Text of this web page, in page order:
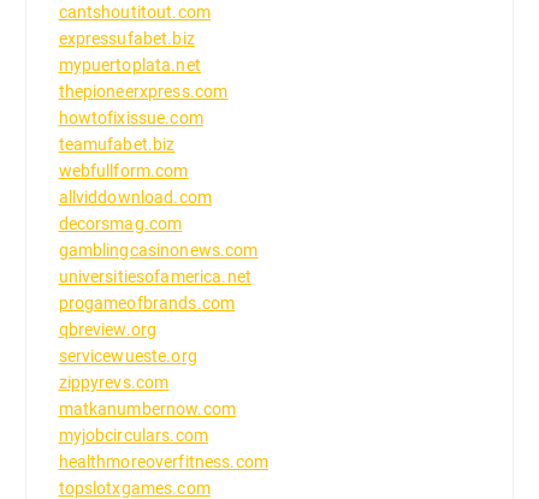
cantshoutitout.com
expressufabet.biz
mypuertoplata.net
thepioneerxpress.com
howtofixissue.com
teamufabet.biz
webfullform.com
allviddownload.com
decorsmag.com
gamblingcasinonews.com
universitiesofamerica.net
progameofbrands.com
qbreview.org
servicewueste.org
zippyrevs.com
matkanumbernow.com
myjobcirculars.com
healthmoreoverfitness.com
topslotxgames.com